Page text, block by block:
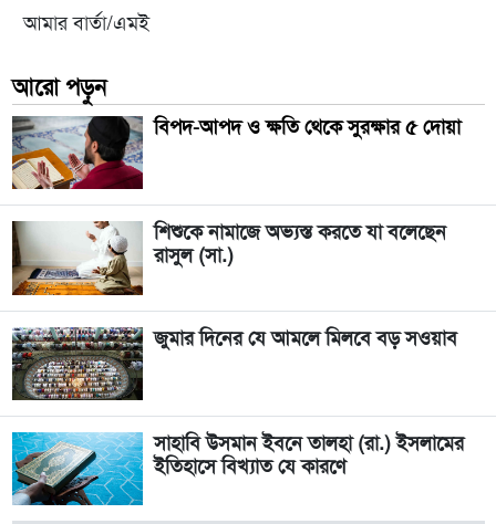
আমার বার্তা/এমই
আরো পড়ুন
বিপদ-আপদ ও ক্ষতি থেকে সুরক্ষার ৫ দোয়া
শিশুকে নামাজে অভ্যস্ত করতে যা বলেছেন
রাসুল (সা.)
জুমার দিনের যে আমলে মিলবে বড় সওয়াব
সাহাবি উসমান ইবনে তালহা (রা.) ইসলামের
ইতিহাসে বিখ্যাত যে কারণে